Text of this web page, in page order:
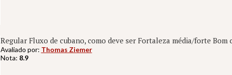
Regular Fluxo de cubano, como deve ser Fortaleza média/forte Bom
Avaliado por: Thomas Ziemer
Nota: 8.9